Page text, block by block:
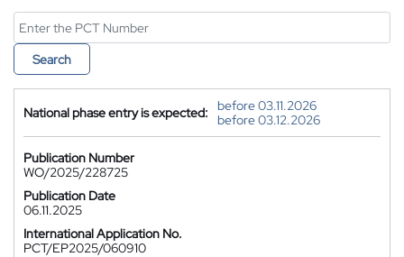
Search
National phase entry is expected:
before 03.11.2026
before 03.12.2026
Publication Number
WO/2025/228725
Publication Date
06.11.2025
International Application No.
PCT/EP2025/060910